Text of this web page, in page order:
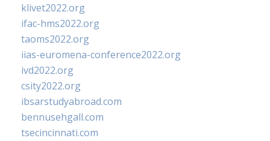
klivet2022.org
ifac-hms2022.org
taoms2022.org
iias-euromena-conference2022.org
ivd2022.org
csity2022.org
ibsarstudyabroad.com
bennusehgall.com
tsecincinnati.com